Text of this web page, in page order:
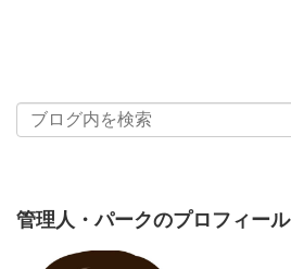
管理人・パークのプロフィール